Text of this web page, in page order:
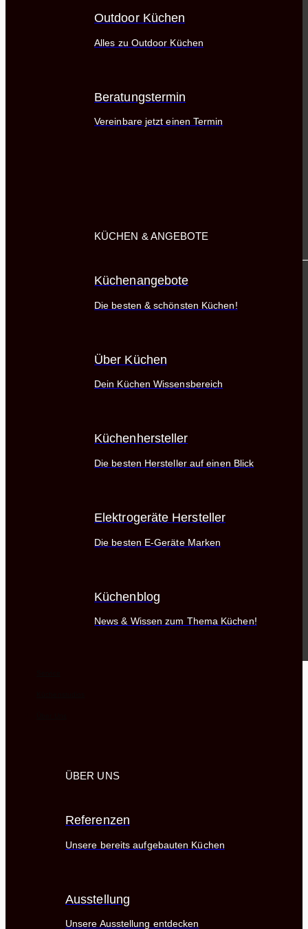
Outdoor Küchen
Alles zu Outdoor Küchen
Beratungstermin
Vereinbare jetzt einen Termin
KÜCHEN & ANGEBOTE
Küchenangebote
Die besten & schönsten Küchen!
Über Küchen
Dein Küchen Wissensbereich
Küchenhersteller
Die besten Hersteller auf einen Blick
Elektrogeräte Hersteller
Die besten E-Geräte Marken
Küchenblog
News & Wissen zum Thema Küchen!
ÜBER UNS
Referenzen
Unsere bereits aufgebauten Küchen
Ausstellung
Unsere Ausstellung entdecken